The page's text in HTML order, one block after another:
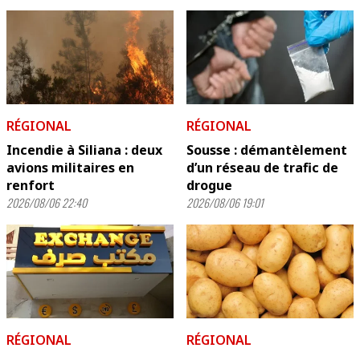
RÉGIONAL
Incendie à Siliana : deux
avions militaires en
renfort
2026/08/06 22:40
RÉGIONAL
Sousse : démantèlement
d’un réseau de trafic de
drogue
2026/08/06 19:01
RÉGIONAL
RÉGIONAL